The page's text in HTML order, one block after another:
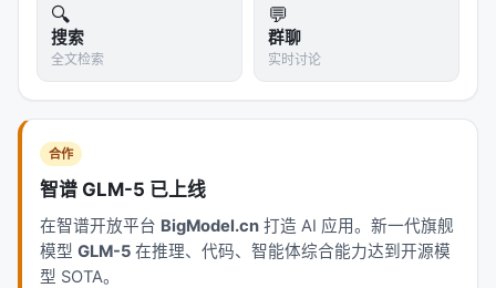
🔍
搜索
全文检索
💬
群聊
实时讨论
合作
智谱 GLM-5 已上线
在智谱开放平台 BigModel.cn 打造 AI 应用。新一代旗舰
模型 GLM-5 在推理、代码、智能体综合能力达到开源模
型 SOTA。